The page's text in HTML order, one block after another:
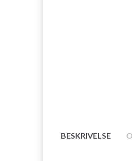
BESKRIVELSE